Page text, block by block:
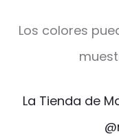
Los colores
La Tienda de